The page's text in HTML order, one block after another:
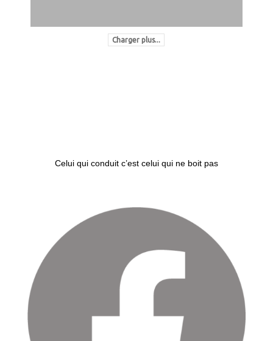
Charger plus...
Celui qui conduit c’est celui qui ne boit pas